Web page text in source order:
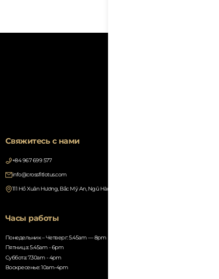
Свяжитесь с нами
+84 967 699 577
info@crossfitlotus.com
111 Hồ Xuân Hương, Bắc Mỹ An, Ngũ Hành Sơn, Đà Nẵng 550000, Vietnam
Часы работы
Понедельник – Четверг: 5.45am — 8pm
Пятница: 5.45am - 6pm
Суббота: 7.30am - 4pm
Воскресенье: 10am-4pm